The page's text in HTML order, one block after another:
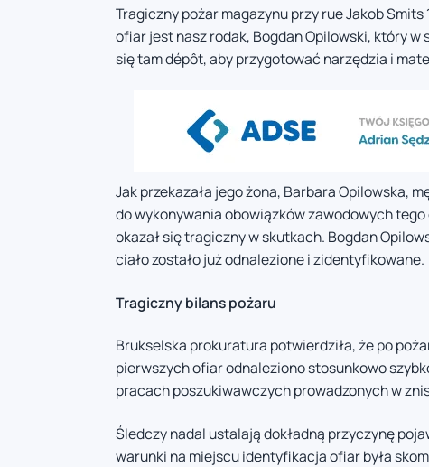
Tragiczny pożar magazynu przy rue Jakob
ofiar jest nasz rodak, Bogdan Opilowski, który
się tam dépôt, aby przygotować narzędzia i
Jak przekazała jego żona, Barbara Opilowska,
do wykonywania obowiązków zawodowych
okazał się tragiczny w skutkach. Bogdan
ciało zostało już odnalezione i zidentyfikowane.
Tragiczny bilans pożaru
Brukselska prokuratura potwierdziła, że po
pierwszych ofiar odnaleziono stosunkowo
pracach poszukiwawczych prowadzonych w
Śledczy nadal ustalają dokładną przyczynę
warunki na miejscu identyfikacja ofiar była